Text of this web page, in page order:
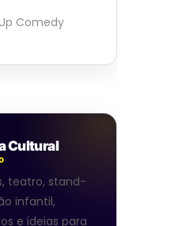
Comedy
Cultural
teatro, stand-
infantil,
e ideias para